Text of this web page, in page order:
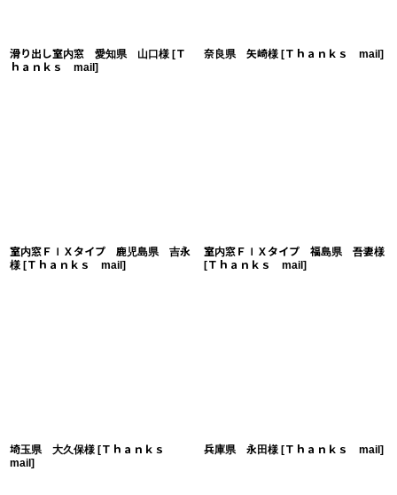
滑り出し室内窓 愛知県 山口様 [Ｔ
ｈａｎｋｓ mail ]
奈良県 矢崎様 [Ｔｈａｎｋｓ mail ]
室内窓ＦＩＸタイプ 鹿児島県 吉永
様 [Ｔｈａｎｋｓ mail ]
室内窓ＦＩＸタイプ 福島県 吾妻様
[Ｔｈａｎｋｓ mail ]
埼玉県 大久保様 [Ｔｈａｎｋｓ
mail ]
兵庫県 永田様 [Ｔｈａｎｋｓ mail ]